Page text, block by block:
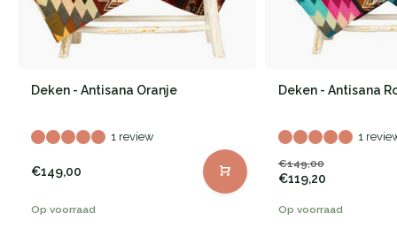
Deken - Antisana Oranje
1 review
€149,00
Op voorraad
Deken - Antisana
1
€149,00
€119,20
Op voorraad